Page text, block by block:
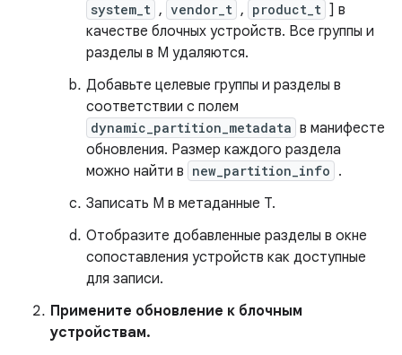
system_t , vendor_t , product_t ] в
качестве блочных устройств. Все группы и
разделы в M удаляются.
Добавьте целевые группы и разделы в
соответствии с полем
dynamic_partition_metadata в манифесте
обновления. Размер каждого раздела
можно найти в new_partition_info .
Записать M в метаданные T.
Отобразите добавленные разделы в окне
сопоставления устройств как доступные
для записи.
Примените обновление к блочным
устройствам.